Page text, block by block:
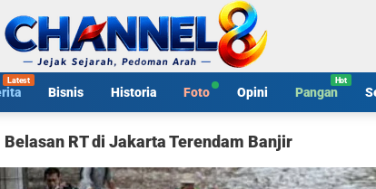
Bisnis Historia Foto Opini Pangan
Belasan RT di Jakarta Terendam Banjir